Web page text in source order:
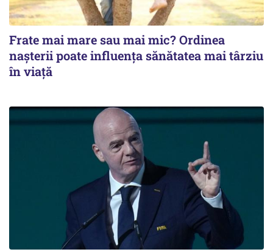
Frate mai mare sau mai mic? Ordinea
nașterii poate influența sănătatea mai târziu
în viață